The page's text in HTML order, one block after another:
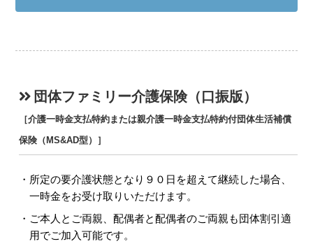
団体ファミリー介護保険（口振版）
［介護一時金支払特約または親介護一時金支払特約付団体生活補償
保険（MS&AD型）］
所定の要介護状態となり９０日を超えて継続した場合、
一時金をお受け取りいただけます。
ご本人とご両親、配偶者と配偶者のご両親も団体割引適
用でご加入可能です。